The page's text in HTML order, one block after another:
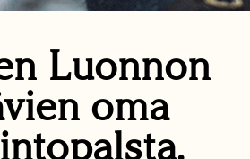
Luonnon
oma